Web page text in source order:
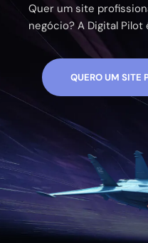
Quer um site
negócio? A Digital Pilot
QUERO UM SITE